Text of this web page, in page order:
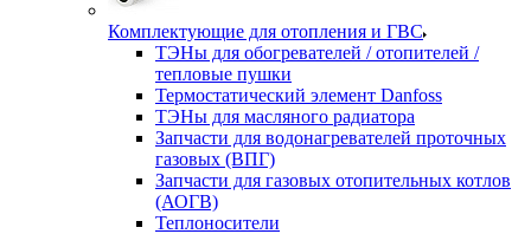
Комплектующие для отопления и ГВС
ТЭНы для обогревателей / отопителей /
тепловые пушки
Термостатический элемент Danfoss
ТЭНы для масляного радиатора
Запчасти для водонагревателей проточных
газовых (ВПГ)
Запчасти для газовых отопительных котлов
(АОГВ)
Теплоносители